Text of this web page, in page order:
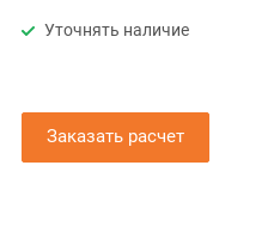
Уточнять наличие
Заказать расчет